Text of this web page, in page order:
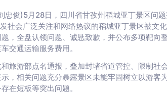
)5月28日，四川省甘孜州稻城亚丁景区问题
社会广泛关注和网络热议的稻城亚丁景区被文
，全盘认领问题、诚恳致歉，并公布多项靶向
交通运输服务费用。
游部点名通报，叠加封堵省道管控、限制社
，相关问题充分暴露景区未能牢固树立以游客
在短板等突出问题。